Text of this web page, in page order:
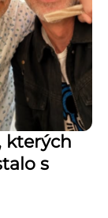
kterých
s